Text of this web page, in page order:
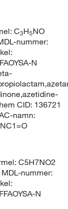
C3H5NO
nummer:
N
CID: 136721
namn:
C5H7NO2
nummer:
N